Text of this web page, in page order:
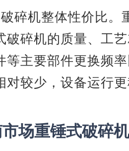
碎机整体性价比。
破碎机的质量、工
等主要部件更换频
对较少，设备运行更
场重锤式破碎